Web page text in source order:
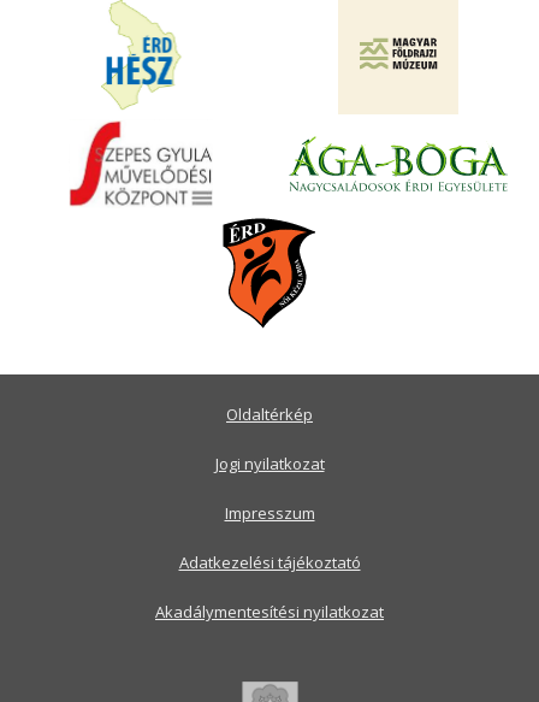
Oldaltérkép
Jogi nyilatkozat
Impresszum
Adatkezelési tájékoztató
Akadálymentesítési nyilatkozat